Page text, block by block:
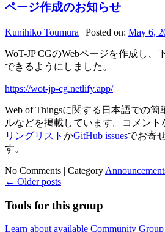
ページ作成のお知らせ
Kunihiko Toumura | Posted on: May 6,
WoT-JP CGのWebページを作成し、
できるようにしました。
https://wot-jp-cg.netlify.app/
Web of Thingsに関する日本語での
ルなどを掲載しています。コメント
リングリスト かGitHub issuesでお寄
す。
No Comments | Category
← Older posts
Tools for this group
Learn about available Community